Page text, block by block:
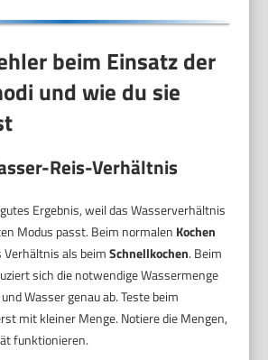
beim Einsatz der
und wie du sie
Reis-Verhältnis
Ergebnis, weil das Wasserverhältnis
Modus passt. Beim normalen Kochen
Verhältnis als beimSchnellkochen. Beim
sich die notwendige Wassermenge
Wasser genau ab. Teste beim
mit kleiner Menge. Notiere die Mengen,
funktionieren.